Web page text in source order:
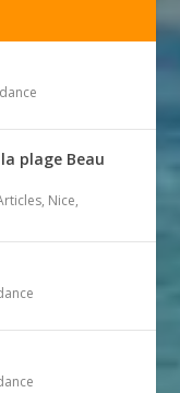
plage Beau
, Nice,